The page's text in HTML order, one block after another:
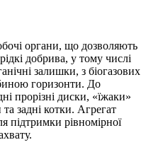
органи, що дозволяють
добрива, у тому числі
залишки, з біогазових
горизонти. До
прорізні диски, «їжаки»
задні котки. Агрегат
підтримки рівномірної